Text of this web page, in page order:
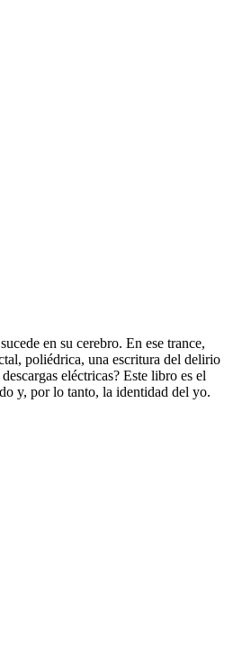
en su cerebro. En ese trance,
poliédrica, una escritura del delirio
eléctricas? Este libro es el
y, por lo tanto, la identidad del yo.